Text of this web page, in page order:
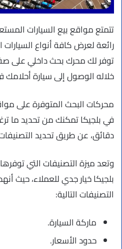
تتمتع مواقع بيع السيارات
رائعة لعرض كافة أنواع السيارات
توفر لك محرك بحث داخلي على
خلاله الوصول إلى سيارة
محركات البحث المتوفرة على
في بلجيكا تمكنك من تحديد ما
دقائق، عن طريق تحديد
وتعد ميزة التصنيفات التي
بلجيكا خيار جدي للعملاء، حيث
التصنيفات التالية:
ماركة السيارة.
حدود الأسعار.